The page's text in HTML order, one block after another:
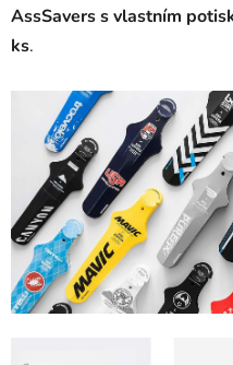
AssSavers s vlastním
ks.